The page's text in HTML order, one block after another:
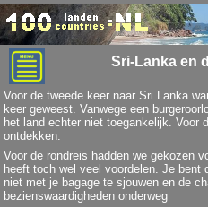
Sri-Lanka en
Voor de tweede keer naar Sri Lanka
keer geweest. Vanwege een
het land echter niet toegankelijk. Voor
ontdekken.
Voor de rondreis hadden we gekozen
heeft toch wel veel voordelen. Je
niet met je bagage te sjouwen en de
bezienswaardigheden onderweg